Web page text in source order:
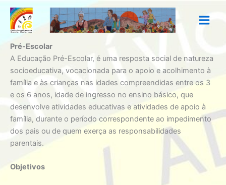
Skip
content
Pré-Escolar
A Educação Pré-Escolar, é uma resposta social de natureza
socioeducativa, vocacionada para o apoio e acolhimento à
família e às crianças nas idades compreendidas entre os 3
e os 6 anos, idade de ingresso no ensino básico, que
desenvolve atividades educativas e atividades de apoio à
família, durante o período correspondente ao impedimento
dos pais ou de quem exerça as responsabilidades
parentais.
Objetivos